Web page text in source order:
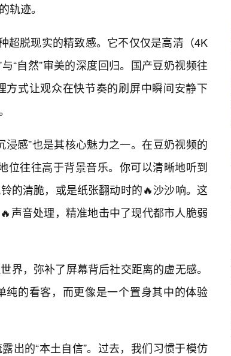
轨迹。
超脱现实的精致感。它不仅仅是高清（4K
“自然”审美的深度回归。国产豆奶视频往
式让观众在快节奏的刷屏中瞬间安静下
感”也是其核心魅力之一。在豆奶视频的
位往往高于背景音乐。你可以清晰地听到
的清脆，或是纸张翻动时的🔥沙沙响。这
声音处理，精准地击中了现代都市人脆弱
界，弥补了屏幕背后社交距离的虚无感。
的看客，而更像是一个置身其中的体验
出的“本土自信”。过去，我们习惯于模仿